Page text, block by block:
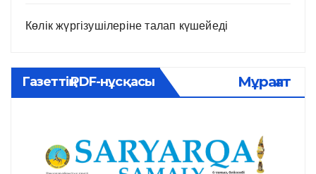
Көлік жүргізушілеріне талап күшейеді
Газеттің PDF-нұсқасы Мұрағат